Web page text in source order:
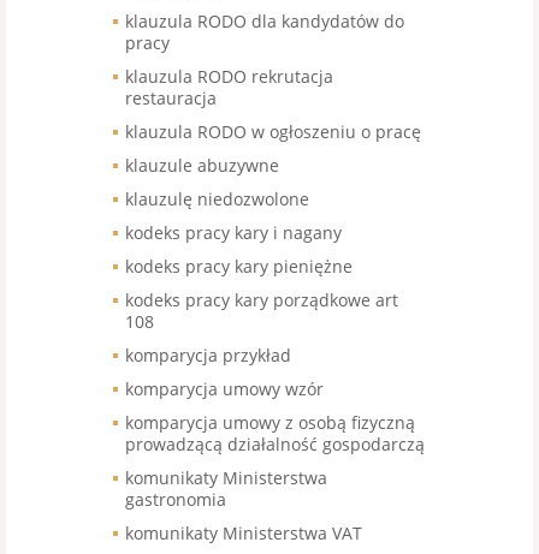
klauzula RODO dla kandydatów do
pracy
klauzula RODO rekrutacja
restauracja
klauzula RODO w ogłoszeniu o pracę
klauzule abuzywne
klauzulę niedozwolone
kodeks pracy kary i nagany
kodeks pracy kary pieniężne
kodeks pracy kary porządkowe art
108
komparycja przykład
komparycja umowy wzór
komparycja umowy z osobą fizyczną
prowadzącą działalność gospodarczą
komunikaty Ministerstwa
gastronomia
komunikaty Ministerstwa VAT